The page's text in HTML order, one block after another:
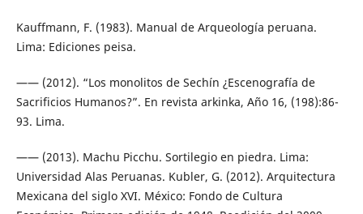
Kauffmann, F. (1983). Manual de Arqueología peruana.
Lima: Ediciones peisa.
—— (2012). “Los monolitos de Sechín ¿Escenografía de
Sacrificios Humanos?”. En revista arkinka, Año 16, (198):86-
93. Lima.
—— (2013). Machu Picchu. Sortilegio en piedra. Lima:
Universidad Alas Peruanas. Kubler, G. (2012). Arquitectura
Mexicana del siglo XVI. México: Fondo de Cultura